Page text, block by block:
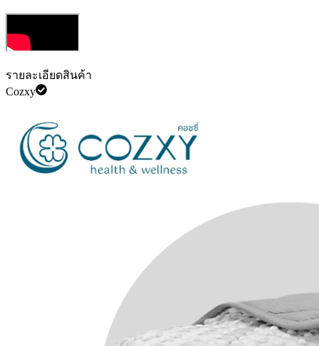
รายละเอียดสินค้า
Cozxy